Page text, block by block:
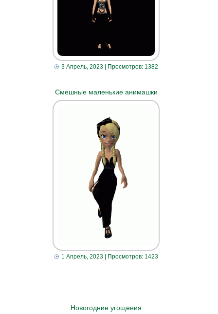
3 Апрель, 2023 | Просмотров: 1382
Смешные маленькие анимашки
1 Апрель, 2023 | Просмотров: 1423
Новогодние угощения